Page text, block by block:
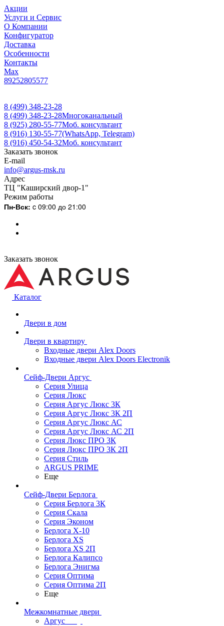
Акции
Услуги и Сервис
О Компании
Конфигуратор
Доставка
Особенности
Контакты
Max
89252805577
8 (499) 348-23-28
8 (499) 348-23-28Многоканальный
8 (925) 280-55-77Моб. консультант
8 (916) 130-55-77(WhatsApp, Telegram)
8 (916) 450-54-32Моб. консультант
Заказать звонок
E-mail
info@argus-msk.ru
Адрес
ТЦ "Каширский двор-1"
Режим работы
Пн-Вск: c 09:00 до 21:00
Заказать звонок
Каталог
Двери в дом
Двери в квартиру
Входные двери Alex Doors
Входные двери Alex Doors Electronik
Сейф-Двери Аргус
Серия Улица
Серия Люкс
Серия Аргус Люкс 3К
Серия Аргус Люкс 3К 2П
Серия Аргус Люкс АС
Серия Аргус Люкс АС 2П
Серия Люкс ПРО 3К
Серия Люкс ПРО 3К 2П
Серия Стиль
ARGUS PRIME
Еще
Сейф-Двери Берлога
Серия Берлога 3К
Серия Скала
Серия Эконом
Берлога X-10
Берлога XS
Берлога XS 2П
Берлога Калипсо
Берлога Энигма
Серия Оптима
Серия Оптима 2П
Еще
Межкомнатные двери
Аргус